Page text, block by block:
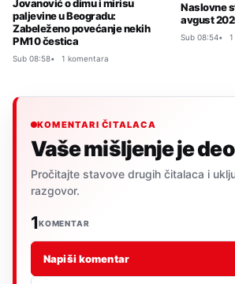
Jovanović o dimu i mirisu
paljevine u Beogradu:
Zabeleženo povećanje nekih
PM10 čestica
Sub 08:58 1 komentara
Naslovne
avgust
Sub 08:54
KOMENTARI ČITALACA
Vaše mišljenje je
Pročitajte stavove drugih čitalaca i
razgovor.
1KOMENTAR
Napiši komentar